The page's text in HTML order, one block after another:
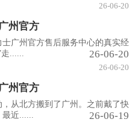
26-06-20
州官方
广州官方售后服务中心的真实经
......
26-06-20
26-06-20
州官方
从北方搬到了广州。之前戴了快
近......
26-06-19